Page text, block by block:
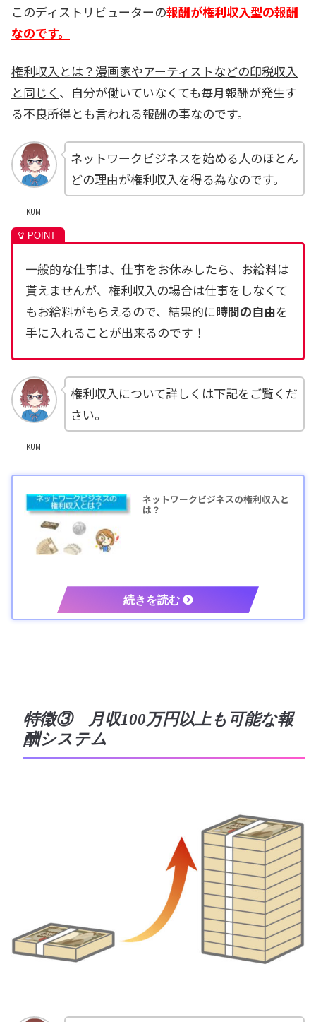
このディストリビューターの報酬が権利収入型の報酬
なのです。
権利収入とは？漫画家やアーティストなどの印税収入
と同じく 、自分が働いていなくても毎月報酬が発生す
る不良所得とも言われる報酬の事なのです。
KUMI
ネットワークビジネスを始める人のほとん
どの理由が権利収入を得る為なのです。
一般的な仕事は、仕事をお休みしたら、お給料は
貰えませんが、権利収入の場合は仕事をしなくて
もお給料がもらえるので、結果的に時間の自由を
手に入れることが出来るのです！
KUMI
権利収入について詳しくは下記をご覧くだ
さい。
ネットワークビジネスの権利収入と
は？
特徴③ 月収100万円以上も可能な報
酬システム